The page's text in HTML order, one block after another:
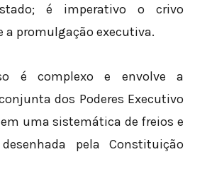
é imperativo o crivo
a promulgação executiva.
é complexo e envolve a
dos Poderes Executivo
uma sistemática de freios e
pela Constituição